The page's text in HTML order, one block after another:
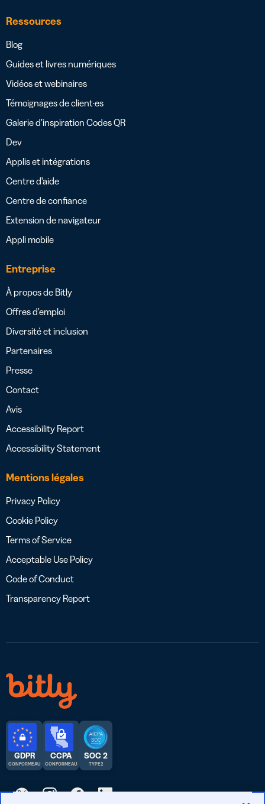
Ressources
Blog
Guides et livres numériques
Vidéos et webinaires
Témoignages de client·es
Galerie d’inspiration Codes QR
Dev
Applis et intégrations
Centre d’aide
Centre de confiance
Extension de navigateur
Appli mobile
Entreprise
À propos de Bitly
Offres d’emploi
Diversité et inclusion
Partenaires
Presse
Contact
Avis
Accessibility Report
Accessibility Statement
Mentions légales
Privacy Policy
Cookie Policy
Terms of Service
Acceptable Use Policy
Code of Conduct
Transparency Report
GDPR
CONFORME AU
CCPA
CONFORME AU
SOC 2
TYPE 2